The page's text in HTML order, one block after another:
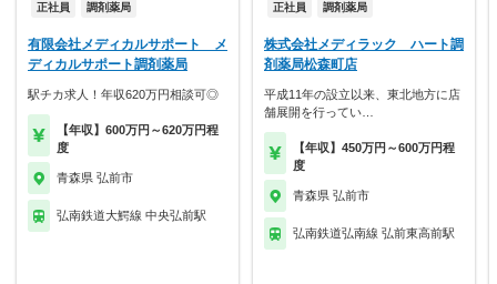
正社員 調剤薬局
有限会社メディカルサポート メ
ディカルサポート調剤薬局
駅チカ求人！年収620万円相談可◎
【年収】600万円～620万円程
度
青森県 弘前市
弘南鉄道大鰐線 中央弘前駅
正社員 調剤薬局
株式会社メディラック ハート調
剤薬局松森町店
平成11年の設立以来、東北地方に店
舗展開を行ってい…
【年収】450万円～600万円程
度
青森県 弘前市
弘南鉄道弘南線 弘前東高前駅